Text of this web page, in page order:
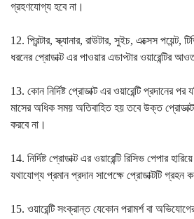
গ্রহণযোগ্য হবে না।
12. প্রিন্টার, স্ক্যানার, রাউটার, সুইচ, এক্সেস পয়েন্ট,
ধরনের প্রোডাক্ট এর পাওয়ার এডাপ্টার ওয়ারেন্টির
13. কোন নির্দিষ্ট প্রোডাক্ট এর ওয়ারেন্টি প্রদানের পর
মাসের অধিক সময় অতিবাহিত হয় তবে উক্ত
করবে না।
14. নির্দিষ্ট প্রোডাক্ট এর ওয়ারেন্টি রিসিভ পেপার
যথাযোগ্য প্রমান প্রদান সাপেক্ষে প্রোডাক্টটি গ্রহন
15. ওয়ারেন্টি সংক্রান্ত যেকোন পরামর্শ বা